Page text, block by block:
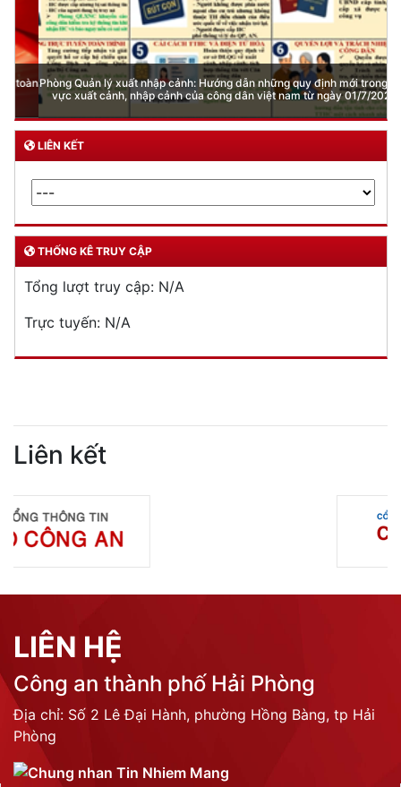
Phòng Quản lý xuất nhập cảnh: Hướng dẫn những quy định mới trong lĩnh
vực xuất cảnh, nhập cảnh của công dân việt nam từ ngày 01/7/2026
LIÊN KẾT
THỐNG KÊ TRUY CẬP
Tổng lượt truy cập: N/A
Trực tuyến: N/A
Liên kết
LIÊN HỆ
Công an thành phố Hải Phòng
Địa chỉ: Số 2 Lê Đại Hành, phường Hồng Bàng, tp Hải
Phòng